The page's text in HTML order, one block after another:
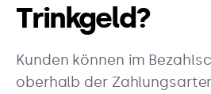
Trinkgeld?
Kunden können im
oberhalb der